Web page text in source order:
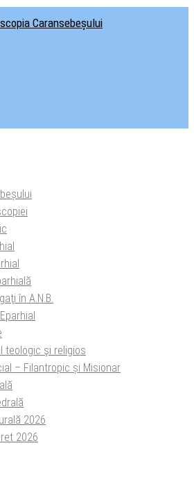
în A.N.B.
teologic şi religios
– Filantropic și Misionar
2026
2026